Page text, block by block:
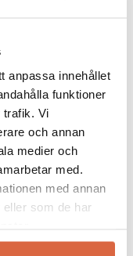
anpassa innehållet
funktioner
trafik. Vi
och annan
medier och
med.
med annan
som de har
försäljning
genomtänk
tillföra
eller
du relaxa i
med
ta en fika på
skall kunna